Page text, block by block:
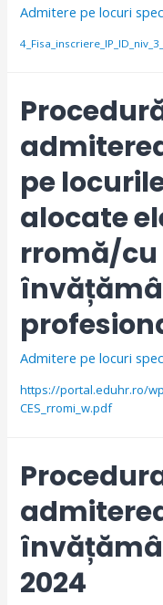
Admitere pe locuri
pe
alocate
rromă/cu
Admitere pe locuri
https://portal.eduhr.ro/
CES_rromi_w.pdf
2024